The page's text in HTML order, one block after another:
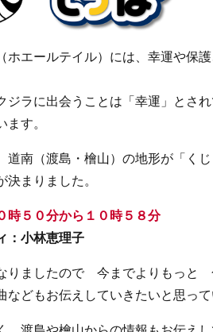
ホエールテイル）には、幸運や保
ジラに出会うことは「幸運」とさ
す。
道南（渡島・檜山）の地形が「く
まりました。
時５０分から１０時５８分
：小林恵理子
りましたので 今までよりもっと
などもお伝えしていきたいと思って